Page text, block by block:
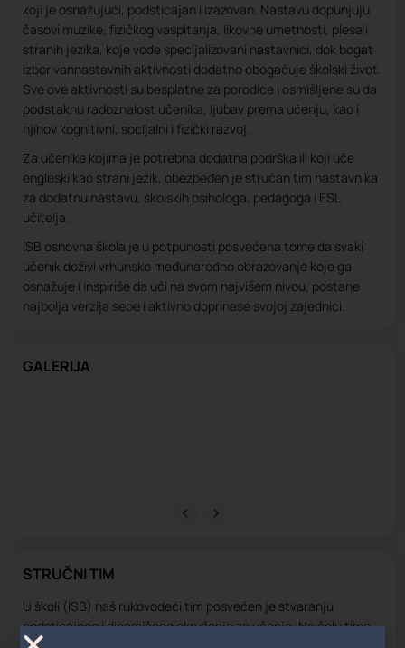
koji je osnažujući, podsticajan i izazovan. Nastavu dopunjuju
časovi muzike, fizičkog vaspitanja, likovne umetnosti, plesa i
stranih jezika, koje vode specijalizovani nastavnici, dok bogat
izbor vannastavnih aktivnosti dodatno obogaćuje školski život.
Sve ove aktivnosti su besplatne za porodice i osmišljene su da
podstaknu radoznalost učenika, ljubav prema učenju, kao i
njihov kognitivni, socijalni i fizički razvoj.
Za učenike kojima je potrebna dodatna podrška ili koji uče
engleski kao strani jezik, obezbeđen je stručan tim nastavnika
za dodatnu nastavu, školskih psihologa, pedagoga i ESL
učitelja.
ISB osnovna škola je u potpunosti posvećena tome da svaki
učenik doživi vrhunsko međunarodno obrazovanje koje ga
osnažuje i inspiriše da uči na svom najvišem nivou, postane
najbolja verzija sebe i aktivno doprinese svojoj zajednici.
GALERIJA
STRUČNI TIM
U školi (ISB) naš rukovodeći tim posvećen je stvaranju
podsticajnog i dinamičnog okruženja za učenje. Na čelu tima